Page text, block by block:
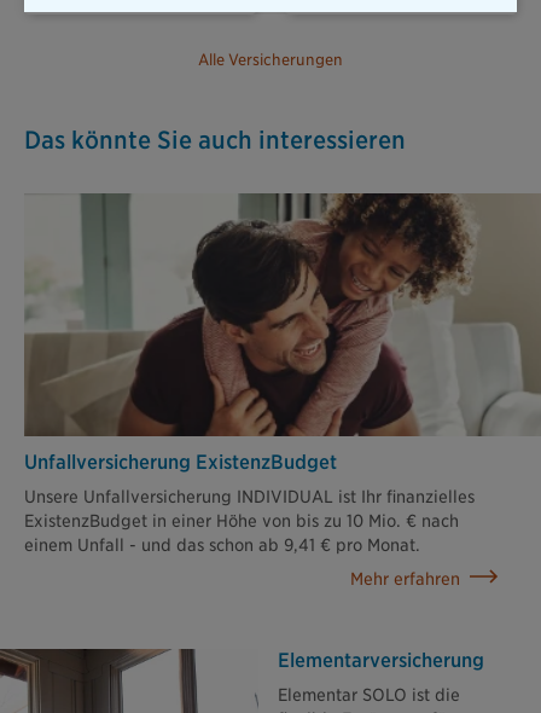
Alle Versicherungen
Das könnte Sie auch interessieren
Unfallversicherung ExistenzBudget
Unsere Unfallversicherung INDIVIDUAL ist Ihr finanzielles
ExistenzBudget in einer Höhe von bis zu 10 Mio. € nach
einem Unfall - und das schon ab 9,41 € pro Monat.
Mehr erfahren
Elementar­versicherung
Elementar SOLO ist die